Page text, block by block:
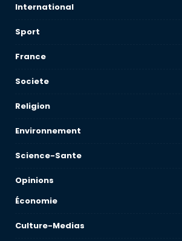
International
Sport
France
Societe
Religion
Environnement
Science-Sante
Opinions
Économie
Culture-Medias